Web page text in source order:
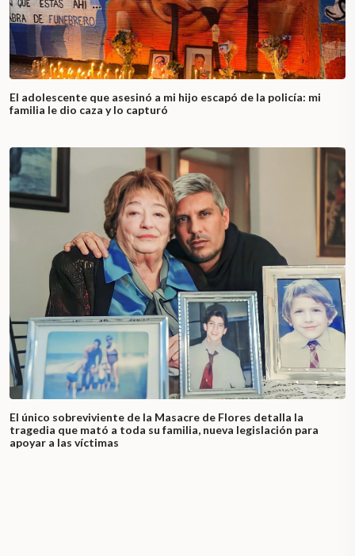
El adolescente que asesinó a mi hijo escapó de la policía: mi
familia le dio caza y lo capturó
El único sobreviviente de la Masacre de Flores detalla la
tragedia que mató a toda su familia, nueva legislación para
apoyar a las víctimas